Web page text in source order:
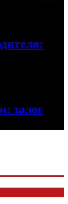
залог